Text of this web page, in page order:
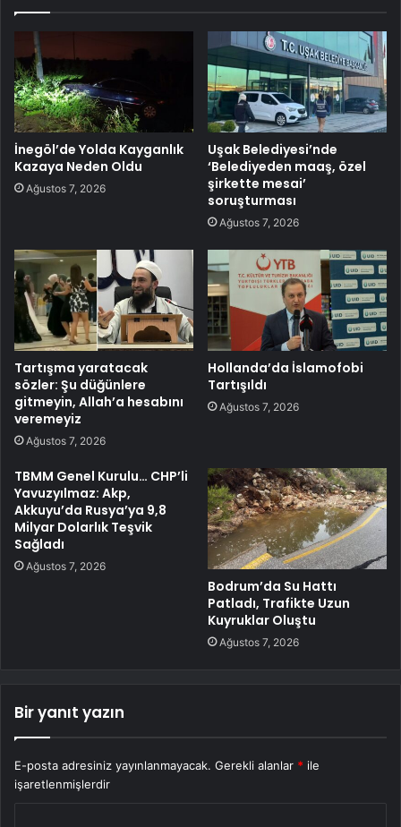
İnegöl’de Yolda Kayganlık
Kazaya Neden Oldu
Ağustos 7, 2026
Uşak Belediyesi’nde
‘Belediyeden maaş, özel
şirkette mesai’
soruşturması
Ağustos 7, 2026
Tartışma yaratacak
sözler: Şu düğünlere
gitmeyin, Allah’a hesabını
veremeyiz
Ağustos 7, 2026
Hollanda’da İslamofobi
Tartışıldı
Ağustos 7, 2026
TBMM Genel Kurulu… CHP’li
Yavuzyılmaz: Akp,
Akkuyu’da Rusya’ya 9,8
Milyar Dolarlık Teşvik
Sağladı
Ağustos 7, 2026
Bodrum’da Su Hattı
Patladı, Trafikte Uzun
Kuyruklar Oluştu
Ağustos 7, 2026
Bir yanıt yazın
E-posta adresiniz yayınlanmayacak. Gerekli alanlar * ile
işaretlenmişlerdir